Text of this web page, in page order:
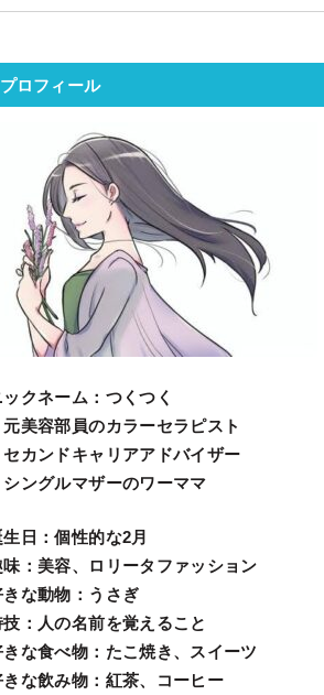
プロフィール
ックネーム ：つくつく
元美容部員のカラーセラピスト
セカンドキャリアアドバイザー
シングルマザーのワーママ
日 ：個性的な2月
味 ：美容、ロリータファッション
きな動物 ：うさぎ
技 ：人の名前を覚えること
きな食べ物 ：たこ焼き、スイーツ
きな飲み物：紅茶、コーヒー